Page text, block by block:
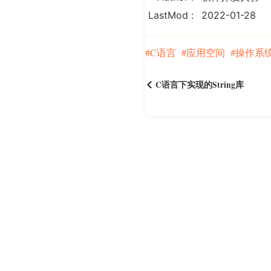
LastMod
2022-01-28
C语言 应用空间 操作系
C语言下实现的String库